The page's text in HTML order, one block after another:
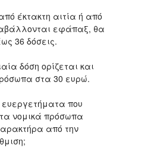
έκτακτη αιτία ή από
εφάπαξ, θα
36 δόσεις.
δόση ορίζεται και
στα 30 ευρώ.
ευεργετήματα που
νομικά πρόσωπα
από την